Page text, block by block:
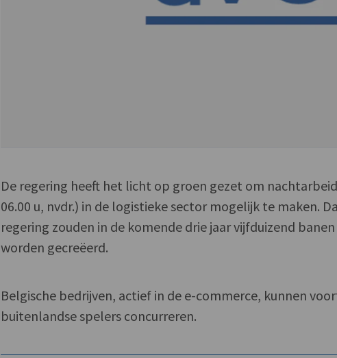
De regering heeft het licht op groen gezet om
06.00 u, nvdr.) in de logistieke sector mogelijk te maken.
regering zouden in de komende drie jaar vijfduizend
worden gecreëerd.
Belgische bedrijven, actief in de e-commerce, kunnen
buitenlandse spelers concurreren.